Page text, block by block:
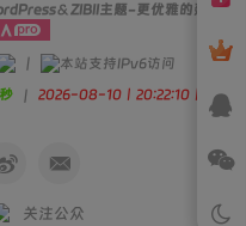
＆ZIBII主题-更优雅的建站
|
|2026-08-10丨20:22:10丨星